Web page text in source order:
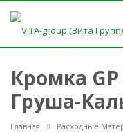
Кромка
Груша-
Главная
Расходные